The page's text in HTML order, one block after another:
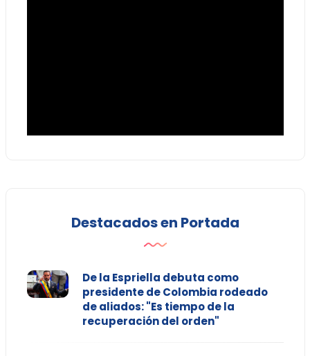
Destacados en Portada
De la Espriella debuta como
presidente de Colombia rodeado
de aliados: "Es tiempo de la
recuperación del orden"